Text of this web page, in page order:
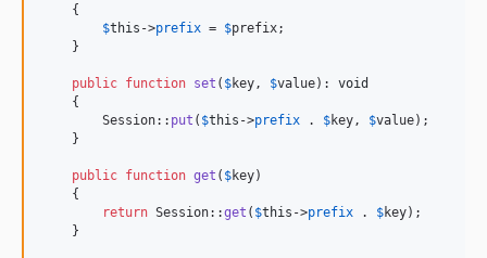
    {
$this ->prefix = $prefix;
    }
public function set ( $key , $value): void
    {
        Session::
put ( $this ->prefix . $key , $value);
    }
public function get ( $key)
    {
return Session::get ( $this ->prefix . $key);
    }